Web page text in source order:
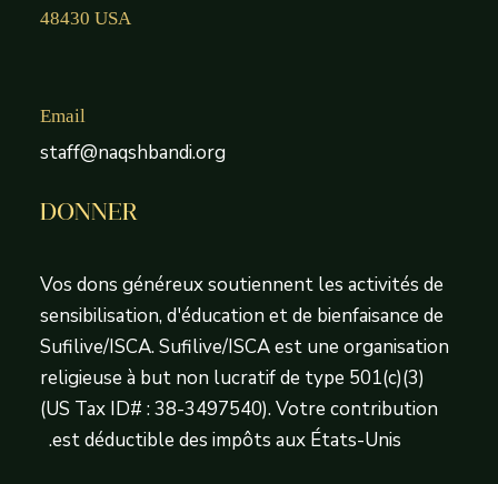
48430 USA
Email
staff@naqshbandi.org
DONNER
Vos dons généreux soutiennent les activités de
sensibilisation, d'éducation et de bienfaisance de
Sufilive/ISCA. Sufilive/ISCA est une organisation
religieuse à but non lucratif de type 501(c)(3)
(US Tax ID# : 38-3497540). Votre contribution
est déductible des impôts aux États-Unis.